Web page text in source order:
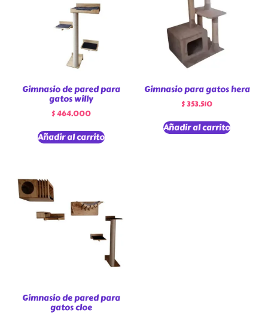
Gimnasio de pared para
gatos willy
$464.000
Añadir al carrito
Gimnasio para gatos hera
$353.510
Añadir al carrito
Gimnasio de pared para
gatos cloe